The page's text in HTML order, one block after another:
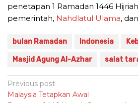
penetapan 1 Ramadan 1446
pemerintah, Nahdlatul Ulama,
bulan Ramadan Indonesia
Masjid Agung Al-Azhar salat
Post
navigation
Previous post
Malaysia Tetapkan Awal